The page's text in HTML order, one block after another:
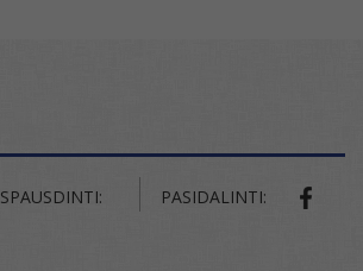
SPAUSDINTI: PASIDALINTI: